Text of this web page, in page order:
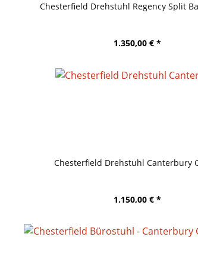
Chesterfield Drehstuhl Regency Split
1.350,00 € *
Chesterfield Drehstuhl Canterbury
1.150,00 € *